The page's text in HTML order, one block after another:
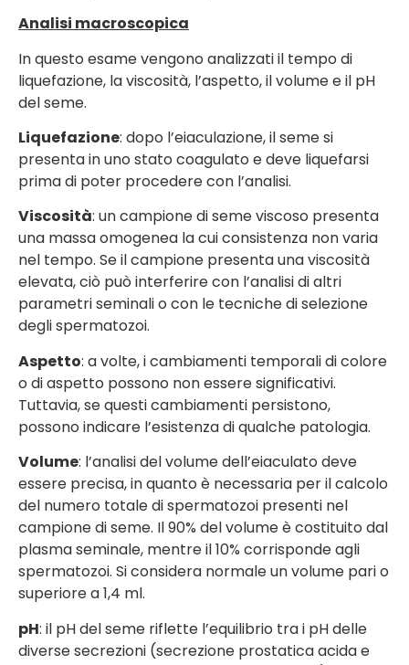
Analisi macroscopica
In questo esame vengono analizzati il tempo di
liquefazione, la viscosità, l’aspetto, il volume e il pH
del seme.
Liquefazione: dopo l’eiaculazione, il seme si
presenta in uno stato coagulato e deve liquefarsi
prima di poter procedere con l’analisi.
Viscosità: un campione di seme viscoso presenta
una massa omogenea la cui consistenza non varia
nel tempo. Se il campione presenta una viscosità
elevata, ciò può interferire con l’analisi di altri
parametri seminali o con le tecniche di selezione
degli spermatozoi.
Aspetto: a volte, i cambiamenti temporali di colore
o di aspetto possono non essere significativi.
Tuttavia, se questi cambiamenti persistono,
possono indicare l’esistenza di qualche patologia.
Volume: l’analisi del volume dell’eiaculato deve
essere precisa, in quanto è necessaria per il calcolo
del numero totale di spermatozoi presenti nel
campione di seme. Il 90% del volume è costituito dal
plasma seminale, mentre il 10% corrisponde agli
spermatozoi. Si considera normale un volume pari o
superiore a 1,4 ml.
pH: il pH del seme riflette l’equilibrio tra i pH delle
diverse secrezioni (secrezione prostatica acida e